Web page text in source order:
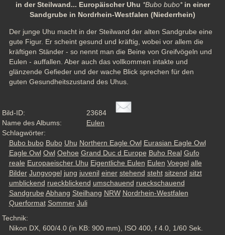
in der Steilwand... Europäischer Uhu *Bubo bubo*in einer
Sandgrube in Nordrhein-Westfalen (Niederrhein)
Der junge Uhu macht in der Steilwand der alten Sandgrube eine
gute Figur. Er scheint gesund und kräftig, wobei vor allem die
kräftigen Ständer - so nennt man die Beine von Greifvögeln und
Eulen - auffallen. Aber auch das vollkommen intakte und
glänzende Gefieder und der wache Blick sprechen für den
guten Gesundheitszustand des Uhus.
Bild-ID:
23684
Name des Albums:
Eulen
Schlagwörter:
Bubo bubo Bubo Uhu Northern Eagle Owl Eurasian Eagle Owl
Eagle Owl Owl Oehoe Grand Duc d Europe Buho Real Gufo
reale Europaeischer Uhu Eigentliche Eulen Eulen Voegel alle
Bilder Jungvogel jung juvenil einer stehend steht sitzend sitzt
umblickend rueckblickend umschauend rueckschauend
Sandgrube Abhang Steilhang NRW Nordrhein-Westfalen
Querformat Sommer Juli
Technik:
Nikon DX, 600/4.0 (in KB: 900 mm), ISO 400, f 4.0, 1/60 Sek.